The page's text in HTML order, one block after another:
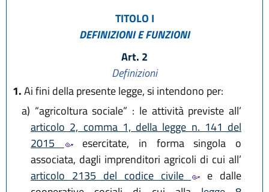
TITOLO I
DEFINIZIONI E FUNZIONI
Art. 2
Definizioni
1.Ai fini della presente legge, si intendono per:
a) “agricoltura sociale” : le attività previste all’
articolo 2, comma 1, della legge n. 141 del
2015
esercitate, in forma singola o
associata, dagli imprenditori agricoli di cui all’
articolo 2135 del codice civile
e dalle